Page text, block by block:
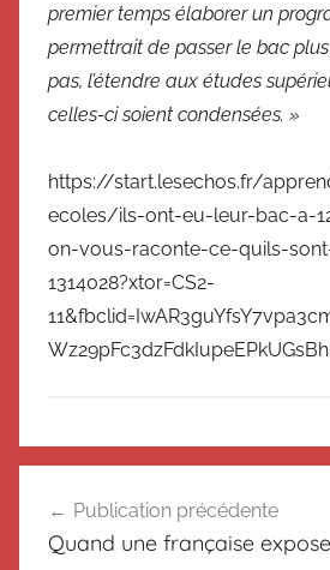
premier temps élaborer un
permettrait de passer le bac
pas, l’étendre aux études
celles-ci soient condensées. »
https://start.lesechos.fr/
ecoles/ils-ont-eu-leur-bac-a-
on-vous-raconte-ce-quils-
1314028?xtor=CS2-
N
c
de
Publication précédente
Quand une française